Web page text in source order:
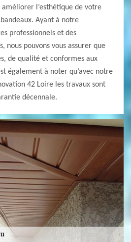
l’esthétique de votre
Ayant à notre
professionnels et des
nous pouvons vous assurer que
de qualité et conformes aux
également à noter qu’avec notre
42 Loire les travaux sont
décennale.